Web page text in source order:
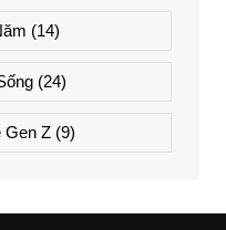
(14)
(24)
Gen Z(9)